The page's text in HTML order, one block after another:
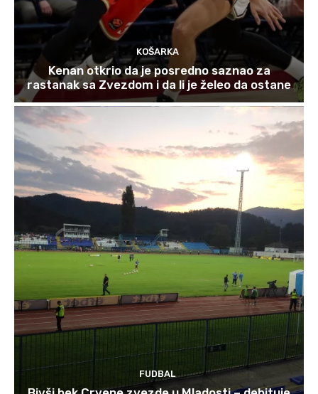
KOŠARKA
Kenan otkrio da je posredno saznao za
rastanak sa Zvezdom i da li je želeo da ostane
FUDBAL